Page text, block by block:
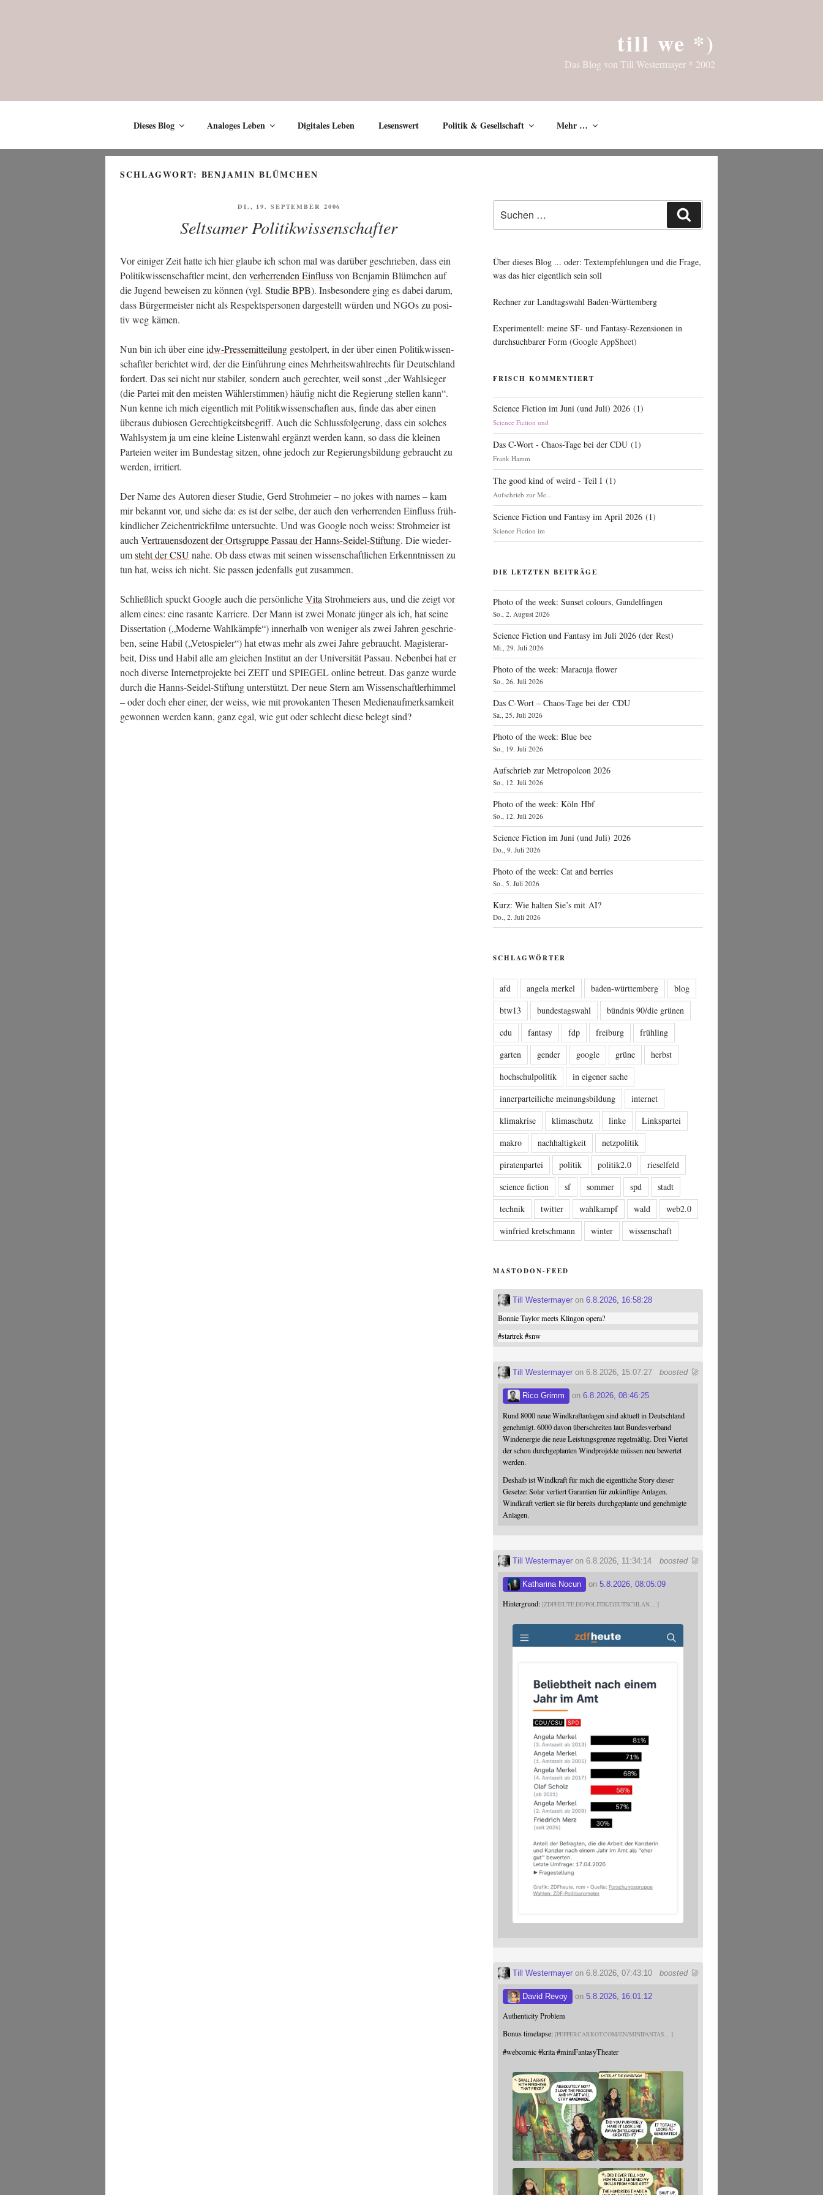
till we *)
Das Blog von Till Westermayer * 2002
Dieses Blog Analoges Leben Digitales Leben Lesenswert Politik & Gesellschaft Mehr …
SCHLAGWORT: BENJAMIN BLÜMCHEN
VERÖFFENTLICHT
DI., 19. SEPTEMBER 2006
Seltsamer Politikwissenschafter
Vor eini­ger Zeit hat­te ich hier glau­be ich schon mal was dar­über geschrie­ben, dass ein
Poli­tik­wis­sen­schaft­ler meint, den ver­her­ren­den Ein­flussvon Ben­ja­min Blüm­chen auf
die Jugend bewei­sen zu kön­nen (vgl. Stu­die BPB). Ins­be­son­de­re ging es dabei dar­um,
dass Bür­ger­meis­ter nicht als Respekts­per­so­nen dar­ge­stellt wür­den und NGOs zu posi­
tiv weg kämen.
Nun bin ich über eineidw-Pres­se­mit­tei­lung gestol­pert, in der über einen Poli­tik­wis­sen­
schaft­ler berich­tet wird, der die Ein­füh­rung eines Mehr­heits­wahl­rechts für Deutsch­land
for­dert. Das sei nicht nur sta­bi­ler, son­dern auch gerech­ter, weil sonst „der Wahl­sie­ger
(die Par­tei mit den meis­ten Wäh­ler­stim­men) häu­fig nicht die Regie­rung stel­len kann“.
Nun ken­ne ich mich eigent­lich mit Poli­tik­wis­sen­schaf­ten aus, fin­de das aber einen
über­aus dubio­sen Gerech­tig­keits­be­griff. Auch die Schluss­fol­ge­rung, dass ein sol­ches
Wahl­sys­tem ja um eine klei­ne Lis­ten­wahl ergänzt wer­den kann, so dass die klei­nen
Par­tei­en wei­ter im Bun­des­tag sit­zen, ohne jedoch zur Regie­rungs­bil­dung gebraucht zu
wer­den, irritiert.
Der Name des Autoren die­ser Stu­die, Gerd Stroh­mei­er – no jokes with names – kam
mir bekannt vor, und sie­he da: es ist der sel­be, der auch den ver­her­ren­den Ein­fluss früh­
kind­li­cher Zei­chen­trick­fil­me unter­such­te. Und was Goog­le noch weiss: Stroh­mei­er ist
auch Ver­trau­ens­do­zent der Orts­grup­pe Pas­sau der Hanns-Sei­del-Stif­tung. Die wie­der­
umsteht der CSU nahe. Ob dass etwas mit sei­nen wis­sen­schaft­li­chen Erkennt­nis­sen zu
tun hat, weiss ich nicht. Sie pas­sen jeden­falls gut zusammen.
Schließ­lich spuckt Goog­le auch die per­sön­li­cheVita Stroh­mei­ers aus, und die zeigt vor
allem eines: eine rasan­te Kar­rie­re. Der Mann ist zwei Mona­te jün­ger als ich, hat sei­ne
Dis­ser­ta­ti­on („Moder­ne Wahl­kämp­fe“) inner­halb von weni­ger als zwei Jah­ren geschrie­
ben, sei­ne Habil („Veto­spie­ler“) hat etwas mehr als zwei Jah­re gebraucht. Magis­ter­ar­
beit, Diss und Habil alle am glei­chen Insti­tut an der Uni­ver­si­tät Pas­sau. Neben­bei hat er
noch diver­se Inter­net­pro­jek­te bei ZEIT und SPIEGEL online betreut. Das gan­ze wur­de
durch die Hanns-Sei­del-Stif­tung unter­stützt. Der neue Stern am Wis­sen­schaft­ler­him­mel
– oder doch eher einer, der weiss, wie mit pro­vo­kan­ten The­sen Medi­en­auf­merk­sam­keit
gewon­nen wer­den kann, ganz egal, wie gut oder schlecht die­se belegt sind?
Suche
nach:
Über dieses Blog ... oder: Textempfehlungen und die Frage,
was das hier eigentlich sein soll
Rechner zur Landtagswahl Baden-Württemberg
Experimentell: meine SF- und Fantasy-Rezensionen in
durchsuchbarer Form (Google AppSheet)
FRISCH KOMMENTIERT
Science Fiction im Juni (und Juli) 2026 (1)
Science Fiction und
Das C-Wort - Chaos-Tage bei der CDU (1)
Frank Hamm
The good kind of weird - Teil I (1)
Aufschrieb zur Me...
Science Fiction und Fantasy im April 2026 (1)
Science Fiction im
DIE LETZTEN BEITRÄGE
Photo of the week: Sunset colours, Gundelfingen
So., 2. August 2026
Science Fiction und Fantasy im Juli 2026 (der Rest)
Mi., 29. Juli 2026
Photo of the week: Maracuja flower
So., 26. Juli 2026
Das C‑Wort – Chaos-Tage bei der CDU
Sa., 25. Juli 2026
Photo of the week: Blue bee
So., 19. Juli 2026
Aufschrieb zur Metropolcon 2026
So., 12. Juli 2026
Photo of the week: Köln Hbf
So., 12. Juli 2026
Science Fiction im Juni (und Juli) 2026
Do., 9. Juli 2026
Photo of the week: Cat and berries
So., 5. Juli 2026
Kurz: Wie halten Sie’s mit AI?
Do., 2. Juli 2026
SCHLAGWÖRTER
afd angela merkel baden-württemberg
blog
btw13
bundestagswahl
bündnis 90/die grünen
cdu
fantasy fdp freiburg
frühling
garten
gender google grüne
herbst
hochschulpolitik
in eigener sache
innerparteiliche meinungsbildung
internet
klimakrise
klimaschutz linke
Linkspartei
makro
nachhaltigkeit
netzpolitik
piratenpartei
politik politik2.0
rieselfeld
science fiction
sf sommer spd
stadt
technik
twitter wahlkampf wald
web2.0
winfried kretschmann
winter wissenschaft
MASTODON-FEED
Till Westermayer on6.8.2026, 16:58:28
Bonnie Taylor meets Klingon opera?
#startrek #snw
boosted 🚀
Till Westermayer on 6.8.2026, 15:07:27
Rico Grimm on6.8.2026, 08:46:25
Rund 8000 neue Windkraftanlagen sind aktuell in Deutschland
genehmigt. 6000 davon überschreiten laut Bundesverband
Windenergie die neue Leistungsgrenze regelmäßig. Drei Viertel
der schon durchgeplanten Windprojekte müssen neu bewertet
werden.
Deshalb ist Windkraft für mich die eigentliche Story dieser
Gesetze: Solar verliert Garantien für zukünftige Anlagen.
Windkraft verliert sie für bereits durchgeplante und genehmigte
Anlagen.
boosted 🚀
Till Westermayer on 6.8.2026, 11:34:14
Katharina Nocun on5.8.2026, 08:05:09
Hintergrund: ZDFHEUTE.DE/POLITIK/DEUTSCHLAN
boosted 🚀
Till Westermayer on 6.8.2026, 07:43:10
David Revoy on5.8.2026, 16:01:12
Authenticity Problem
Bonus timelapse: PEPPERCARROT.COM/EN/MINIFANTAS
#webcomic #krita#miniFantasyTheater